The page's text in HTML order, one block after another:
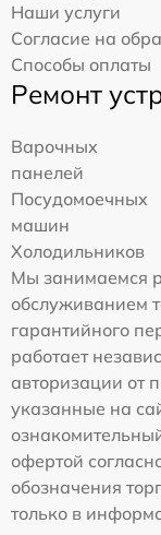
Наши услуги
Согласие на
Способы оплаты
Ремонт
Варочных
панелей
Посудомоечных
машин
Холодильников
Мы занимаемся
обслуживанием
гарантийного
работает
авторизации от
указанные на
офертой
обозначения
только в